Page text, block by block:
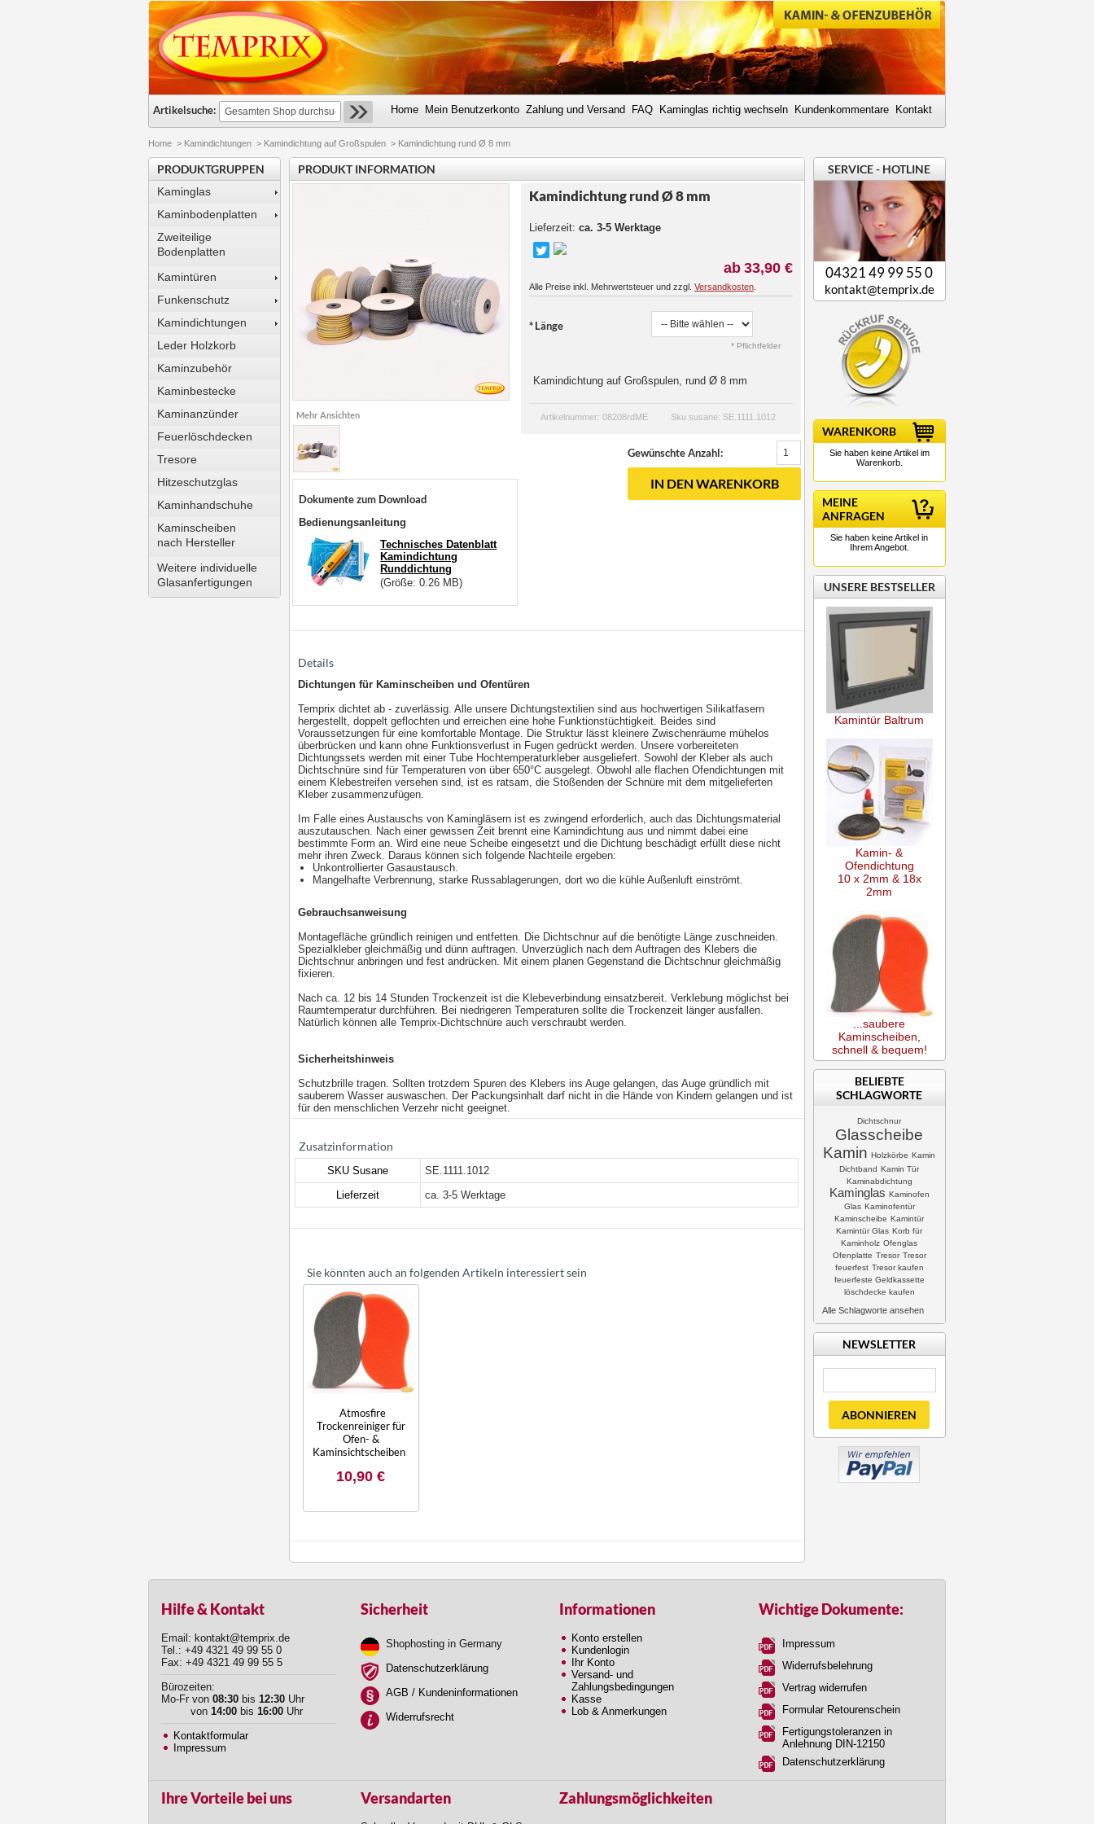
Artikelsuche: SUCHE
Home Mein Benutzerkonto Zahlung und Versand FAQ Kaminglas richtig wechseln Kundenkommentare Kontakt
Home > Kamindichtungen > Kamindichtung auf Großspulen > Kamindichtung rund Ø 8 mm
PRODUKTGRUPPEN
Kaminglas
Kaminbodenplatten
Zweiteilige
Bodenplatten
Kamintüren
Funkenschutz
Kamindichtungen
Leder Holzkorb
Kaminzubehör
Kaminbestecke
Kaminanzünder
Feuerlöschdecken
Tresore
Hitzeschutzglas
Kaminhandschuhe
Kaminscheiben
nach Hersteller
Weitere individuelle
Glasanfertigungen
PRODUKT INFORMATION
Mehr Ansichten
Dokumente zum Download
Bedienungsanleitung
Technisches Datenblatt
Kamindichtung
Runddichtung
(Größe: 0.26 MB)
Kamindichtung rund Ø 8 mm
Lieferzeit:ca. 3-5 Werktage
ab 33,90 €
Alle Preise inkl. Mehrwertsteuer und zzgl.Versandkosten
*Länge
* Pflichtfelder
Kamindichtung auf Großspulen, rund Ø 8 mm
Artikelnummer: 08208rdME Sku susane: SE.1111.1012
Gewünschte Anzahl:
IN DEN WARENKORB
Details
Dichtungen für Kaminscheiben und Ofentüren
Temprix dichtet ab - zuverlässig. Alle unsere Dichtungstextilien sind aus hochwertigen Silikatfasern
hergestellt, doppelt geflochten und erreichen eine hohe Funktionstüchtigkeit. Beides sind
Voraussetzungen für eine komfortable Montage. Die Struktur lässt kleinere Zwischenräume mühelos
überbrücken und kann ohne Funktionsverlust in Fugen gedrückt werden. Unsere vorbereiteten
Dichtungssets werden mit einer Tube Hochtemperaturkleber ausgeliefert. Sowohl der Kleber als auch
Dichtschnüre sind für Temperaturen von über 650°C ausgelegt. Obwohl alle flachen Ofendichtungen mit
einem Klebestreifen versehen sind, ist es ratsam, die Stoßenden der Schnüre mit dem mitgelieferten
Kleber zusammenzufügen.
Im Falle eines Austauschs von Kamingläsern ist es zwingend erforderlich, auch das Dichtungsmaterial
auszutauschen. Nach einer gewissen Zeit brennt eine Kamindichtung aus und nimmt dabei eine
bestimmte Form an. Wird eine neue Scheibe eingesetzt und die Dichtung beschädigt erfüllt diese nicht
mehr ihren Zweck. Daraus können sich folgende Nachteile ergeben:
Unkontrollierter Gasaustausch.
Mangelhafte Verbrennung, starke Russablagerungen, dort wo die kühle Außenluft einströmt.
Gebrauchsanweisung
Montagefläche gründlich reinigen und entfetten. Die Dichtschnur auf die benötigte Länge zuschneiden.
Spezialkleber gleichmäßig und dünn auftragen. Unverzüglich nach dem Auftragen des Klebers die
Dichtschnur anbringen und fest andrücken. Mit einem planen Gegenstand die Dichtschnur gleichmäßig
fixieren.
Nach ca. 12 bis 14 Stunden Trockenzeit ist die Klebeverbindung einsatzbereit. Verklebung möglichst bei
Raumtemperatur durchführen. Bei niedrigeren Temperaturen sollte die Trockenzeit länger ausfallen.
Natürlich können alle Temprix-Dichtschnüre auch verschraubt werden.
Sicherheitshinweis
Schutzbrille tragen. Sollten trotzdem Spuren des Klebers ins Auge gelangen, das Auge gründlich mit
sauberem Wasser auswaschen. Der Packungsinhalt darf nicht in die Hände von Kindern gelangen und ist
für den menschlichen Verzehr nicht geeignet.
Zusatzinformation
SKU Susane
SE.1111.1012
Lieferzeit
ca. 3-5 Werktage
Sie könnten auch an folgenden Artikeln interessiert sein
Atmosfire
Trockenreiniger für
Ofen- &
Kaminsichtscheiben
10,90 €
SERVICE - HOTLINE
04321 49 99 55 0
kontakt@temprix.de
WARENKORB
Sie haben keine Artikel im
Warenkorb.
MEINE
ANFRAGEN
Sie haben keine Artikel in
Ihrem Angebot.
UNSERE BESTSELLER
Kamintür Baltrum
Kamin- &
Ofendichtung
10 x 2mm & 18x
2mm
...saubere
Kaminscheiben,
schnell & bequem!
BELIEBTE
SCHLAGWORTE
Dichtschnur
Glasscheibe
Kamin Holzkörbe Kamin
Dichtband Kamin Tür
Kaminabdichtung
Kaminglas Kaminofen
Glas Kaminofentür
Kaminscheibe Kamintür
Kamintür Glas Korb für
Kaminholz Ofenglas
Ofenplatte Tresor Tresor
feuerfest Tresor kaufen
feuerfeste Geldkassette
löschdecke kaufen
Alle Schlagworte ansehen
NEWSLETTER
ABONNIEREN
Hilfe & Kontakt
Email: kontakt@temprix.de
Tel.: +49 4321 49 99 55 0
Fax: +49 4321 49 99 55 5
Bürozeiten:
Mo-Fr von 08:30 bis 12:30 Uhr
von 14:00 bis 16:00 Uhr
Kontaktformular
Impressum
Sicherheit
Shophosting in Germany
Datenschutzerklärung
AGB / Kundeninformationen
Widerrufsrecht
Informationen
Konto erstellen
Kundenlogin
Ihr Konto
Versand- und
Zahlungsbedingungen
Kasse
Lob & Anmerkungen
Wichtige Dokumente:
Impressum
Widerrufsbelehrung
Vertrag widerrufen
Formular Retourenschein
Fertigungstoleranzen in
Anlehnung DIN-12150
Datenschutzerklärung
Ihre Vorteile bei uns Versandarten Zahlungsmöglichkeiten